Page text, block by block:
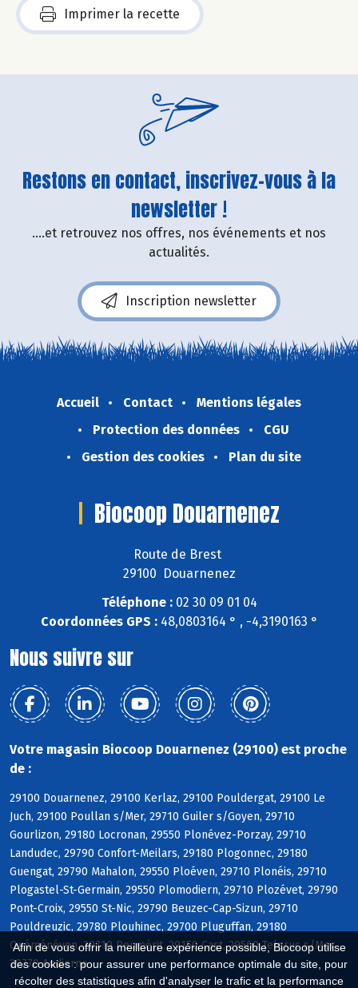
Afin de vous offrir la meilleure expérience possible, Biocoop utilise
des cookies : pour assurer une performance optimale du site, pour
récolter des statistiques afin d'analyser le trafic et la performance
Imprimer la recette
Restons en contact, inscrivez-vous à la
newsletter !
....et retrouvez nos offres, nos événements et nos
actualités.
Inscription newsletter
Accueil Contact
Mentions légales
Protection des données
CGU
Gestion des cookies
Plan du site
Biocoop Douarnenez
Route de Brest
29100 Douarnenez
Téléphone :02 30 09 01 04
Coordonnées GPS :48,0803164 ° , -4,3190163 °
Nous suivre sur
Votre magasin Biocoop Douarnenez (29100) est proche
de :
29100 Douarnenez, 29100 Kerlaz, 29100 Pouldergat, 29100 Le
Juch, 29100 Poullan s/Mer, 29710 Guiler s/Goyen, 29710
Gourlizon, 29180 Locronan, 29550 Plonévez-Porzay, 29710
Landudec, 29790 Confort-Meilars, 29180 Plogonnec, 29180
Guengat, 29790 Mahalon, 29550 Ploéven, 29710 Plonéis, 29710
Plogastel-St-Germain, 29550 Plomodiern, 29710 Plozévet, 29790
Pont-Croix, 29550 St-Nic, 29790 Beuzec-Cap-Sizun, 29710
Pouldreuzic, 29780 Plouhinec, 29700 Pluguffan, 29180
Quéménéven, 29710 Peumérit, 29150 Cast, 29560 Telgruc s/Mer,
29770 Audierne